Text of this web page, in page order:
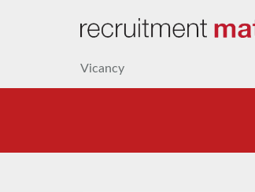
Vicancy